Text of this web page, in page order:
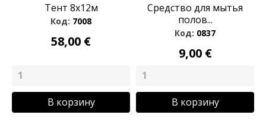
Тент 8x12м
Код: 7008
58,00 €
В корзину
Средство для мытья
полов...
Код: 0837
9,00 €
В корзину